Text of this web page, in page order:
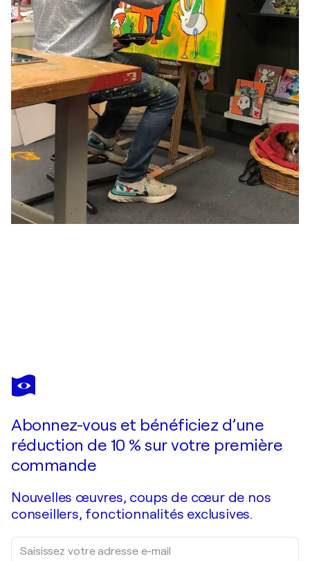
FREDI
GERTSCH
Je passe commande
Abonnez-vous et bénéficiez d’une
réduction de 10 % sur votre première
commande
Nouvelles œuvres, coups de cœur de nos
conseillers, fonctionnalités exclusives.